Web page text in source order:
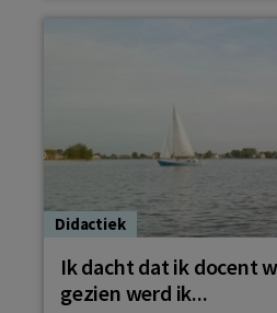
Didactiek
Ik dacht dat ik docent
gezien werd ik...